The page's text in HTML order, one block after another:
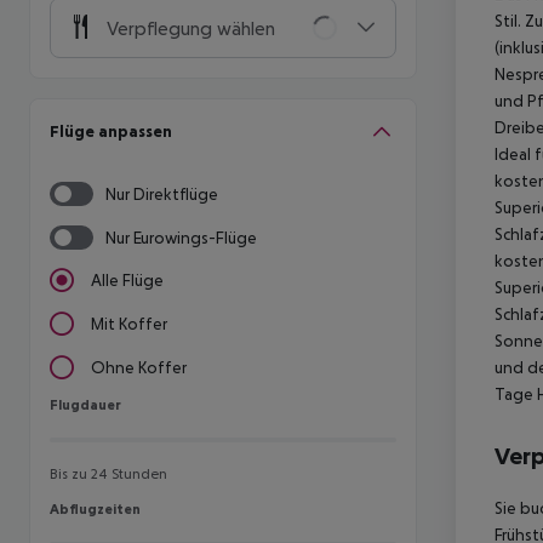
Verpflegung wählen
Flüge anpassen
Nur Direktflüge
Nur Eurowings-Flüge
Alle Flüge
Mit Koffer
Ohne Koffer
Flugdauer
Flugdauer
Bis zu 24 Stunden
Abflugzeiten
Abflugzeiten
Stil.
und
Ideal
und
Tage
Sie